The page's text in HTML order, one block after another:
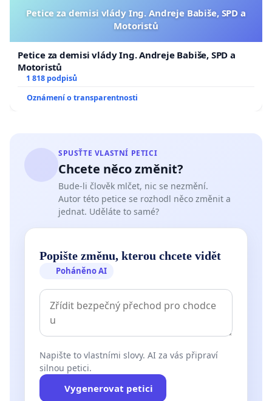
Petice za demisi vlády Ing. Andreje Babiše, SPD a
Motoristů
Petice za demisi vlády Ing. Andreje Babiše, SPD a
Motoristů
1 818 podpisů
Oznámení o transparentnosti
SPUSŤTE VLASTNÍ PETICI
Chcete něco změnit?
Bude-li člověk mlčet, nic se nezmění.
Autor této petice se rozhodl něco změnit a
jednat. Uděláte to samé?
Popište změnu, kterou chcete vidět
Poháněno AI
Napište to vlastními slovy. AI za vás připraví
silnou petici.
Vygenerovat petici